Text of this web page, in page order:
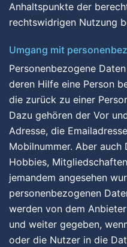
Anhaltspunkte der
rechtswidrigen Nutzung
Umgang mit
Personenbezogene
deren Hilfe eine Person
die zurück zu einer
Dazu gehören der Vor
Adresse, die
Mobilnummer. Aber auch
Hobbies,
jemandem angesehen
personenbezogenen
werden von dem
und weiter gegeben,
oder die Nutzer in die